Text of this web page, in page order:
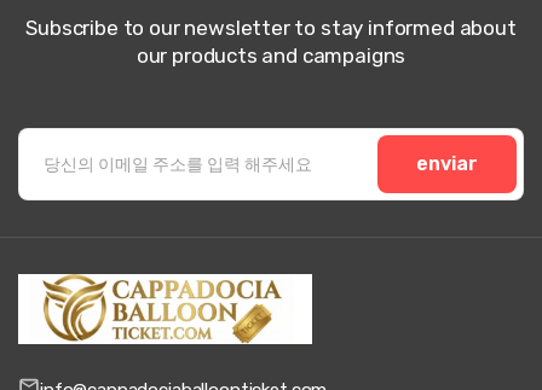
Subscribe to our newsletter to stay informed about
our products and campaigns
enviar